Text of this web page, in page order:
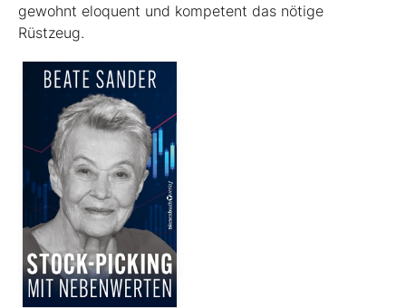
gewohnt eloquent und kompetent das nötige
Rüstzeug.